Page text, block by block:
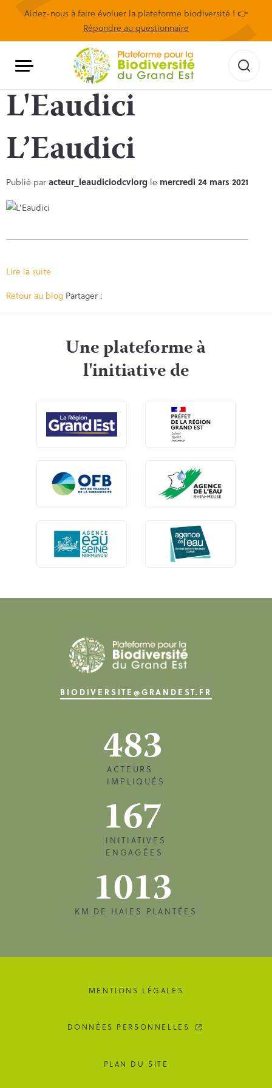
Aidez-nous à faire évoluer la plateforme biodiversité ! 👉
Répondre au questionnaire
L'Eaudici
L’Eaudici
Publié paracteur_leaudiciodcvlorg le mercredi 24 mars 2021
Lire la suite
Retour au blog Partager :
Une plateforme à
l'initiative de
BIODIVERSITE@GRANDEST.FR
483
ACTEURS
IMPLIQUÉS
167
INITIATIVES
ENGAGÉES
1013
KM DE HAIES PLANTÉES
MENTIONS LÉGALES
DONNÉES PERSONNELLES
PLAN DU SITE